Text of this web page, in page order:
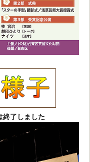
終了しました